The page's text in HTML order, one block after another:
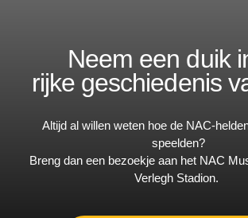
Neem een duik
rijke geschiedenis
Altijd al willen weten hoe de NAC-
speelden?
Breng dan een bezoekje aan het NAC
Verlegh Stadion.